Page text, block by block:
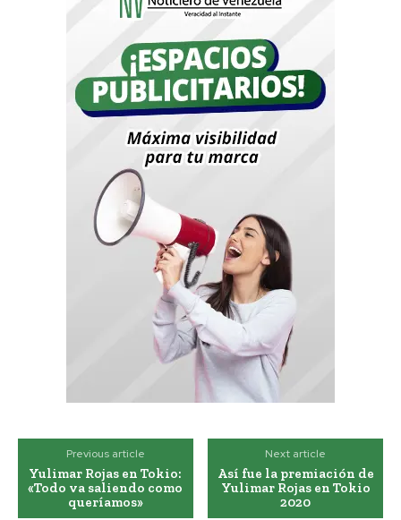
Previous article
Yulimar Rojas en Tokio:
«Todo va saliendo como
queríamos»
Next article
Así fue la premiación de
Yulimar Rojas en Tokio
2020